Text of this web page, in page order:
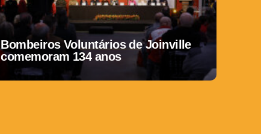
Bombeiros Voluntários de Joinville
comemoram 134 anos